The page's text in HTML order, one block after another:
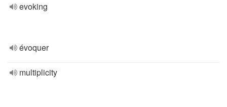
evoking
évoquer
multiplicity